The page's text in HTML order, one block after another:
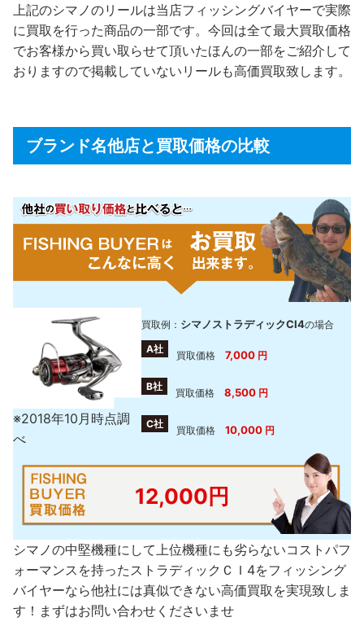
上記のシマノのリールは当店フィッシングバイヤーで実際
に買取を行った商品の一部です。今回は全て最大買取価格
でお客様から買い取らせて頂いたほんの一部をご紹介して
おりますので掲載していないリールも高価買取致します。
ブランド名他店と買取価格の比較
買取例： シマノストラディックCI4の場合
A社
買取価格7,000 円
B社
買取価格8,500 円
C社
買取価格10,000 円
※2018年10月時点調
べ
12,000円
シマノの中堅機種にして上位機種にも劣らないコストパフ
ォーマンスを持ったストラディックＣＩ4をフィッシング
バイヤーなら他社には真似できない高価買取を実現致しま
す！まずはお問い合わせくださいませ